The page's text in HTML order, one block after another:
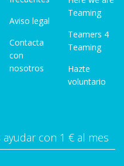
Aviso legal
Contacta
con
nosotros
Teaming
Teamers 4
Teaming
Hazte
voluntario
con 1 € al mes